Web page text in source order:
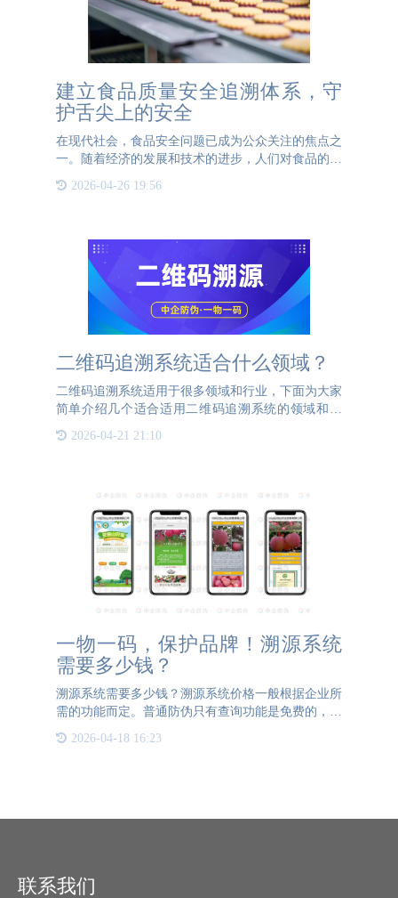
建立食品质量安全追溯体系，守
护舌尖上的安全
在现代社会，食品安全问题已成为公众关注的焦点之
一。随着经济的发展和技术的进步，人们对食品的要
求不仅仅停留在吃饱吃好的层面，更希望吃得安心，
吃得健康。然而，近年来频频曝光的食品安全事件，
2026-04-26 19:56
二维码追溯系统适合什么领域？
二维码追溯系统适用于很多领域和行业，下面为大家
简单介绍几个适合适用二维码追溯系统的领域和行
工、运输到销售的全过程信息，确保食品安全和质
2026-04-21 21:10
一物一码，保护品牌！溯源系统
需要多少钱？
溯源系统需要多少钱？溯源系统价格一般根据企业所
需的功能而定。普通防伪只有查询功能是免费的，溯
源可查看产品从原材料到生产到物流信息，可以让消
费者对产品更加放心，对产品的企业更加信赖。生产
2026-04-18 16:23
联系我们